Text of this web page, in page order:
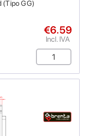
(Tipo GG)
€6.59
Incl. IVA